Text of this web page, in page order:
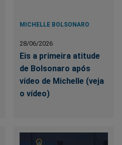
MICHELLE BOLSONARO
28/06/2026
Eis a primeira atitude
de Bolsonaro após
vídeo de Michelle (veja
o vídeo)